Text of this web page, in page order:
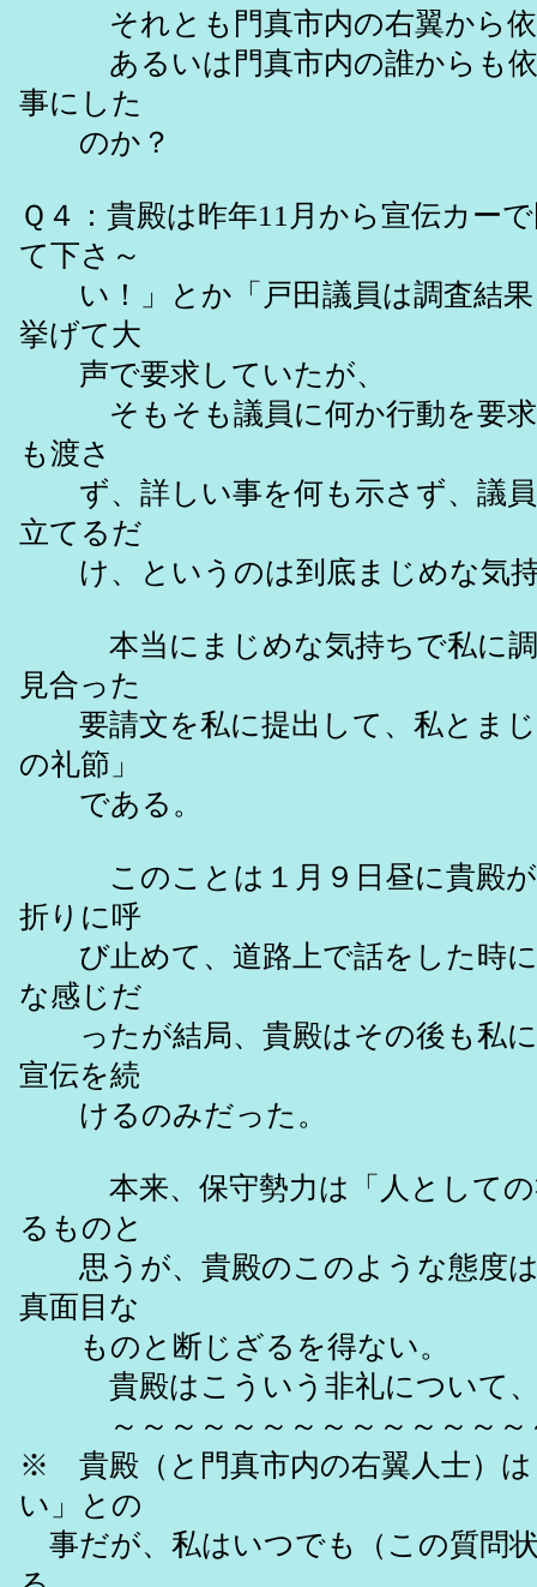
それとも門真市内の右翼から
あるいは門真市内の誰からも依
事にした
のか？
Ｑ４：貴殿は昨年11月から宣伝カー
て下さ～
い！」とか「戸田議員は調査結果
挙げて大
声で要求していたが、
そもそも議員に何か行動を要求
も渡さ
ず、詳しい事を何も示さず、議員
立てるだ
け、というのは到底まじめな気持
本当にまじめな気持ちで私に調
見合った
要請文を私に提出して、私とまじ
の礼節」
である。
このことは１月９日昼に貴殿が
折りに呼
び止めて、道路上で話をした時に
な感じだ
ったが結局、貴殿はその後も私に
宣伝を続
けるのみだった。
本来、保守勢力は「人としての
るものと
思うが、貴殿のこのような態度は
真面目な
ものと断じざるを得ない。
貴殿はこういう非礼について、
～～～～～～～～～～～～～～
※ 貴殿（と門真市内の右翼人士）は
い」との
事だが、私はいつでも（この質問